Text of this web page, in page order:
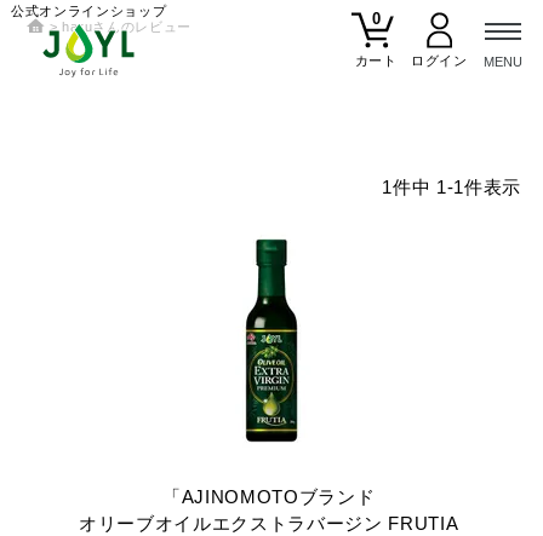
公式オンラインショップ
0
カート
haruさんのレビュー
1件中 1-1件表示
「AJINOMOTOブランド
オリーブオイルエクストラバージン FRUTIA